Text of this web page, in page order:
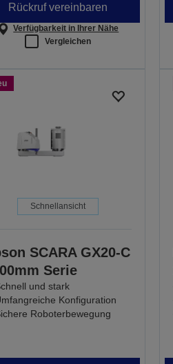
Rückruf vereinbaren
Verfügbarkeit in Ihrer Nähe
Vergleichen
Schnellansicht
SCARA GX20-C
Serie
und stark
Konfiguration
Roboterbewegung